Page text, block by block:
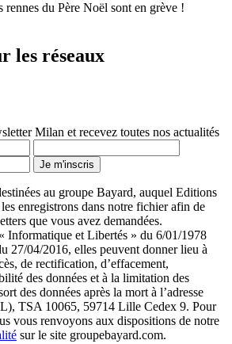
du Père Noël sont en grève !
les réseaux
Milan et recevez toutes nos actualités
Je m'inscris
au groupe Bayard, auquel Editions
enregistrons dans notre fichier afin de
que vous avez demandées.
Informatique et Libertés » du 6/01/1978
27/04/2016, elles peuvent donner lieu à
de rectification, d’effacement,
des données et à la limitation des
des données après la mort à l’adresse
TSA 10065, 59714 Lille Cedex 9. Pour
vous renvoyons aux dispositions de notre
sur le site groupebayard.com.